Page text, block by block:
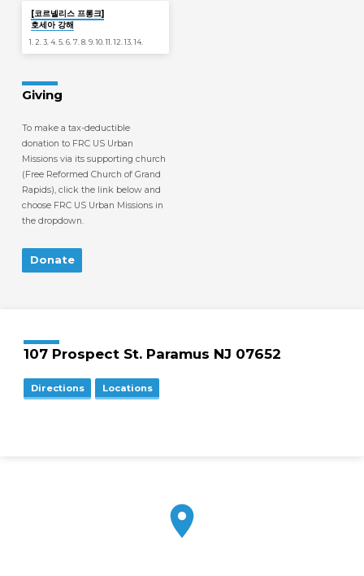
[코르넬리스 프롱크]
호세아 강해
1. 2. 3. 4. 5. 6. 7. 8. 9. 10. 11. 12. 13. 14.
Giving
To make a tax-deductible
donation to FRC US Urban
Missions via its supporting church
(Free Reformed Church of Grand
Rapids), click the link below and
choose FRC US Urban Missions in
the dropdown.
Donate
107 Prospect St. Paramus NJ 07652
Directions Locations